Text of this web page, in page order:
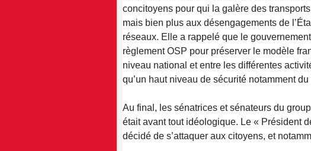
concitoyens pour qui la galère des
mais bien plus aux désengagements de
réseaux. Elle a rappelé que le
règlement OSP pour préserver le modèle
niveau national et entre les différentes
qu’un haut niveau de sécurité notamment
Au final, les sénatrices et sénateurs du
était avant tout idéologique. Le « Président
décidé de s’attaquer aux citoyens, et